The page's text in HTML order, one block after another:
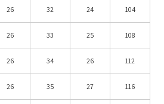
26 32 24 104
26 33 25 108
26 34 26 112
26 35 27 116